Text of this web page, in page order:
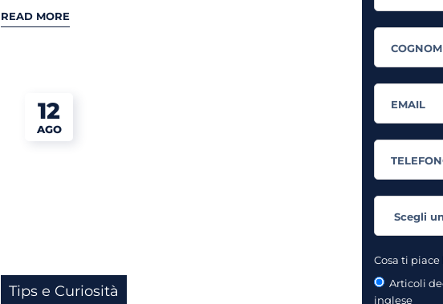
READ MORE
12
AGO
Tips e Curiosità
Cosa ti
Articoli
inglese